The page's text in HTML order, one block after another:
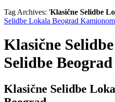
Tag Archives: 'Klasične Selidbe
Selidbe Lokala Beograd Kamionom
Klasične
Selidbe
Klasične Selidbe